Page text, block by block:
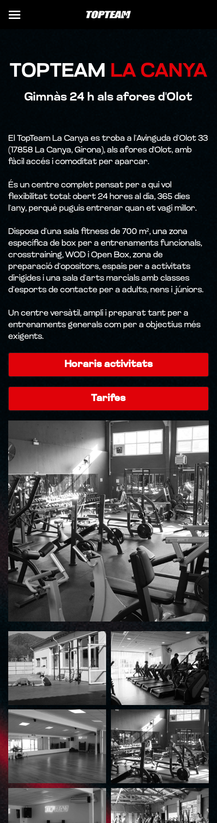
TT LA CANYA
TT CENTRE
SERVEIS
SALA D'ENTRENAMENT
ACTIVITATS DIRIGIDES
CROSSTRAINING
OPOSICIONS
CLASSES PER A NENS
SALUT
HORARIS I ACTIVITATS
CONTACTE
TOPTEAM LA CANYA
Gimnàs 24 h als afores d'Olot
El TopTeam La Canya es troba a l’Avinguda d’Olot 33
(17858 La Canya, Girona), als afores d'Olot, amb
fàcil accés i comoditat per aparcar.
És un centre complet pensat per a qui vol
flexibilitat total: obert 24 hores al dia, 365 dies
l’any, perquè puguis entrenar quan et vagi millor.
Disposa d’una sala fitness de 700 m², una zona
específica de box per a entrenaments funcionals,
crosstraining, WOD i Open Box, zona de
preparació d’opositors, espais per a activitats
dirigides i una sala d’arts marcials amb classes
d’esports de contacte per a adults, nens i júniors.
Un centre versàtil, ampli i preparat tant per a
entrenaments generals com per a objectius més
exigents.
Horaris activitats
Tarifes